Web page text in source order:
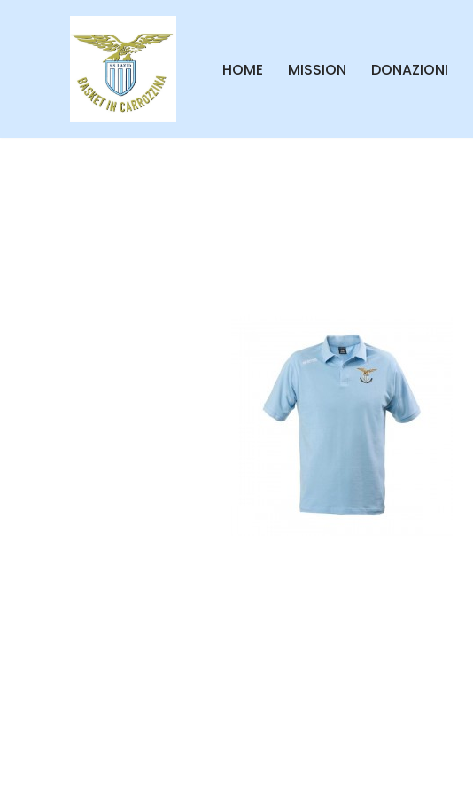
contenuto
HOME MISSION DONAZIONI